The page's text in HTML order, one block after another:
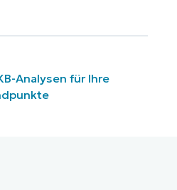
Analysen für Ihre